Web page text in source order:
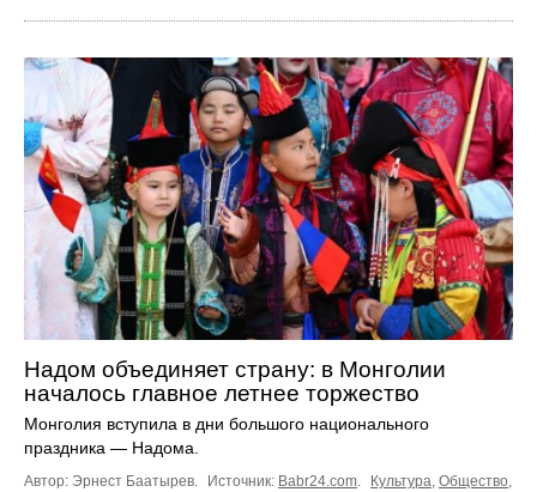
Надом объединяет страну: в Монголии
началось главное летнее торжество
Монголия вступила в дни большого национального
праздника — Надома.
Автор: Эрнест Баатырев. Источник: Babr24.com. Культура, Общество,